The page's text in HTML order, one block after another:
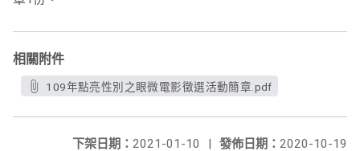
相關附件
109年點亮性別之眼微電影徵選活動簡章.pdf
發佈日期： 2020-10-19
下架日期： 2021-01-10 |